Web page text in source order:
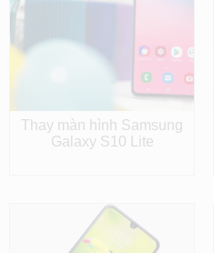
Thay màn hình Samsung
Galaxy S10 Lite